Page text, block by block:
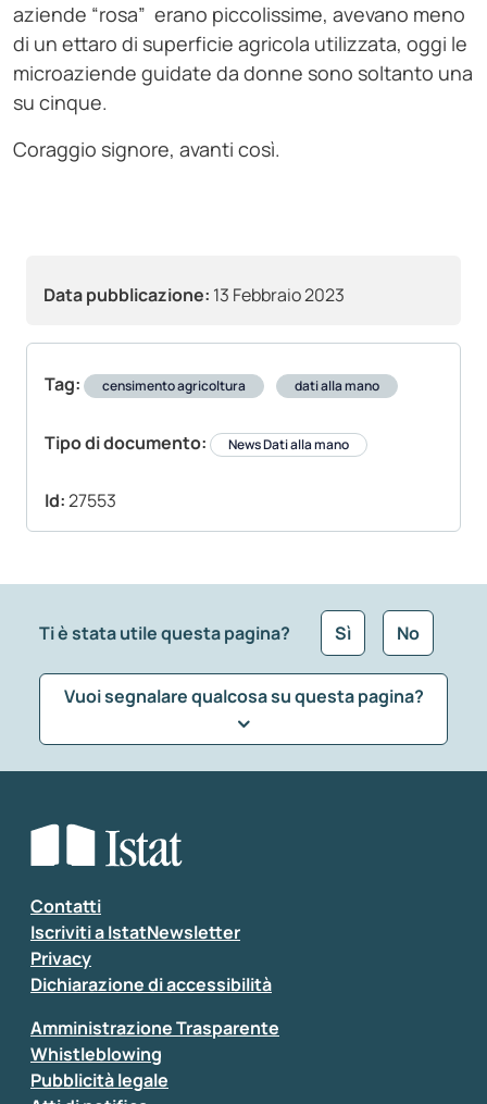
Data pubblicazione: 13 Febbraio 2023
Tag: censimento agricoltura dati alla mano
Tipo di documento: News Dati alla mano
Id:27553
aziende “rosa” erano piccolissime, avevano meno
di un ettaro di superficie agricola utilizzata, oggi le
microaziende guidate da donne sono soltanto una
su cinque.
Coraggio signore, avanti così.
Ti è stata utile questa pagina? Sì No
Vuoi segnalare qualcosa su questa pagina?
Seleziona la tipologia della segnalazione
Inserisci il tuo commento
Contatti
Iscriviti a IstatNewsletter
Privacy
Dichiarazione di accessibilità
Amministrazione Trasparente
Whistleblowing
Pubblicità legale